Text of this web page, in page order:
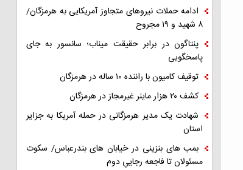
ادامه حملات نیروهای متجاوز آمریکایی به هرمزگان/
۸ شهید و ۱۹ مجروح
پنتاگون در برابر حقیقت میناب؛ سانسور به جای
پاسخگویی
توقیف کامیون با راننده ۱۰ ساله در هرمزگان
کشف ۲۰ هزار ماینر غیرمجاز در هرمزگان
شهادت یک مدیر هرمزگانی در حمله آمریکا به جزایر
استان
بمب های بنزینی در خیابان های بندرعباس/ سکوت
مسئولان تا فاجعه رجاییِ دوم